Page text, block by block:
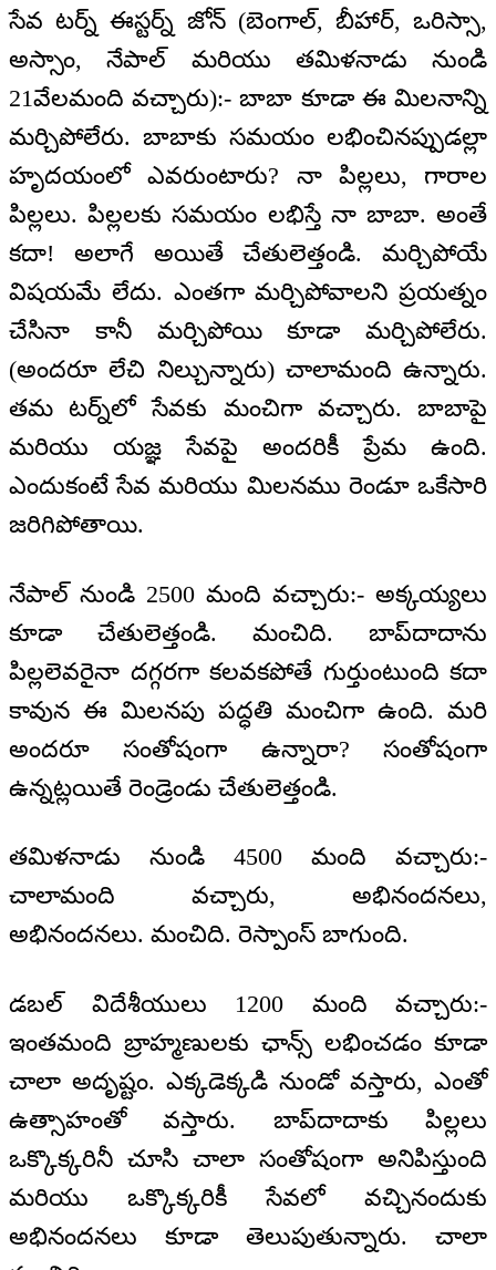
సేవ టర్న్ ఈస్టర్న్ జోన్ (బెంగాల్, బీహార్, ఒరిస్సా,
అస్సాం, నేపాల్ మరియు తమిళనాడు నుండి
21వేలమంది వచ్చారు):- బాబా కూడా ఈ మిలనాన్ని
మర్చిపోలేరు. బాబాకు సమయం లభించినప్పుడల్లా
హృదయంలో ఎవరుంటారు? నా పిల్లలు, గారాల
పిల్లలు. పిల్లలకు సమయం లభిస్తే నా బాబా. అంతే
కదా! అలాగే అయితే చేతులెత్తండి. మర్చిపోయే
విషయమే లేదు. ఎంతగా మర్చిపోవాలని ప్రయత్నం
చేసినా కానీ మర్చిపోయి కూడా మర్చిపోలేరు.
(అందరూ లేచి నిల్చున్నారు) చాలామంది ఉన్నారు.
తమ టర్న్‌లో సేవకు మంచిగా వచ్చారు. బాబాపై
మరియు యజ్ఞ సేవపై అందరికీ ప్రేమ ఉంది.
ఎందుకంటే సేవ మరియు మిలనము రెండూ ఒకేసారి
జరిగిపోతాయి.
నేపాల్ నుండి 2500 మంది వచ్చారు:- అక్కయ్యలు
కూడా చేతులెత్తండి. మంచిది. బాప్‌దాదాను
పిల్లలెవరైనా దగ్గరగా కలవకపోతే గుర్తుంటుంది కదా
కావున ఈ మిలనపు పద్ధతి మంచిగా ఉంది. మరి
అందరూ సంతోషంగా ఉన్నారా? సంతోషంగా
ఉన్నట్లయితే రెండ్రెండు చేతులెత్తండి.
తమిళనాడు నుండి 4500 మంది వచ్చారు:-
చాలామంది వచ్చారు, అభినందనలు,
అభినందనలు. మంచిది. రెస్పాంస్ బాగుంది.
డబల్ విదేశీయులు 1200 మంది వచ్చారు:-
ఇంతమంది బ్రాహ్మణులకు ఛాన్స్ లభించడం కూడా
చాలా అదృష్టం. ఎక్కడెక్కడి నుండో వస్తారు, ఎంతో
ఉత్సాహంతో వస్తారు. బాప్‌దాదాకు పిల్లలు
ఒక్కొక్కరినీ చూసి చాలా సంతోషంగా అనిపిస్తుంది
మరియు ఒక్కొక్కరికీ సేవలో వచ్చినందుకు
అభినందనలు కూడా తెలుపుతున్నారు. చాలా